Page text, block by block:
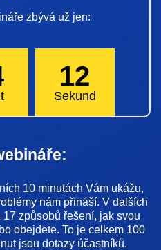
zbývá už jen:
12
Sekund
10 minutách Vám ukážu,
nám přináší. V dalších
způsobů řešení, jak svou
obejdete. To je celkem 100
jsou dotazy účastníků.